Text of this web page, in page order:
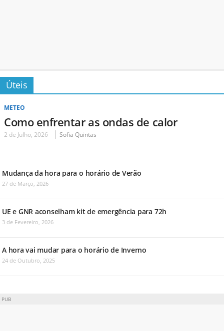
Úteis
METEO
Como enfrentar as ondas de calor
2 de Julho, 2026 Sofia Quintas
Mudança da hora para o horário de Verão
27 de Março, 2026
UE e GNR aconselham kit de emergência para 72h
3 de Fevereiro, 2026
A hora vai mudar para o horário de Inverno
24 de Outubro, 2025
PUB